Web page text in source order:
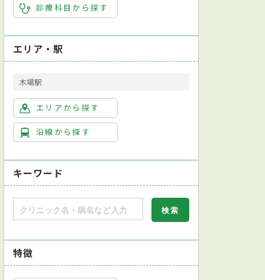
診療科目から探す
エリア・駅
木場駅
エリアから探す
沿線から探す
キーワード
特徴